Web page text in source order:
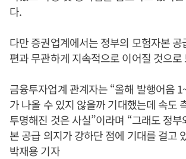
다.
다만 증권업계에서는 정부의 모험자본 공
편과 무관하게 지속적으로 이어질 것으로
금융투자업계 관계자는 “올해 발행어음
가 나올 수 있지 않을까 기대했는데 속도
투명해진 것은 사실”이라며 “그래도 정
본 공급 의지가 강하단 점에 기대를 걸고
박재용 기자